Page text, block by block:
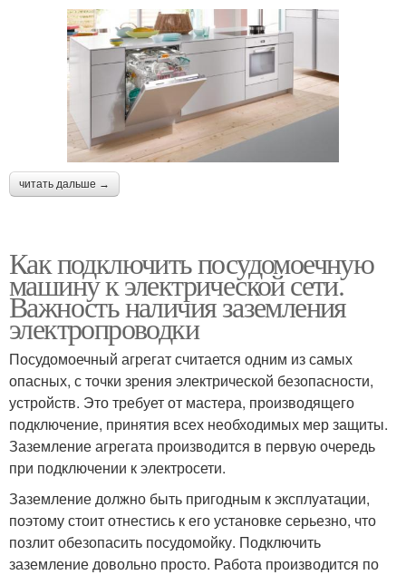
читать дальше →
Как подключить посудомоечную
машину к электрической сети.
Важность наличия заземления
электропроводки
Посудомоечный агрегат считается одним из самых
опасных, с точки зрения электрической безопасности,
устройств. Это требует от мастера, производящего
подключение, принятия всех необходимых мер защиты.
Заземление агрегата производится в первую очередь
при подключении к электросети.
Заземление должно быть пригодным к эксплуатации,
поэтому стоит отнестись к его установке серьезно, что
позлит обезопасить посудомойку. Подключить
заземление довольно просто. Работа производится по